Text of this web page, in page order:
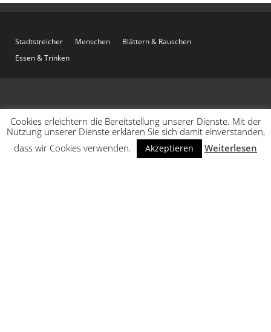
Stadtstreicher Menschen
Blättern & Rauschen
Essen & Trinken
Cookies erleichtern die Bereitstellung unserer Dienste. Mit der
Nutzung unserer Dienste erklären Sie sich damit einverstanden,
dass wir Cookies verwenden.
Akzeptieren Weiterlesen